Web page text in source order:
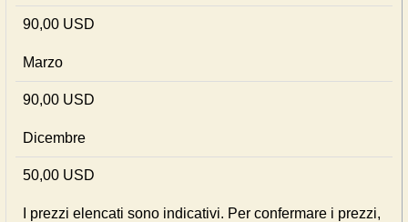
90,00 USD
Marzo
90,00 USD
Dicembre
50,00 USD
I prezzi elencati sono indicativi. Per confermare i prezzi,